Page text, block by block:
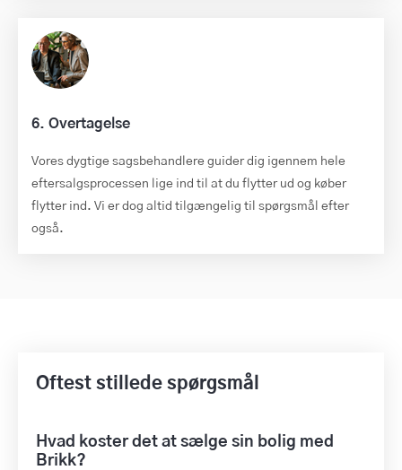
6. Overtagelse
Vores dygtige sagsbehandlere guider dig igennem hele
eftersalgsprocessen lige ind til at du flytter ud og køber
flytter ind. Vi er dog altid tilgængelig til spørgsmål efter
også.
Oftest stillede spørgsmål
Hvad koster det at sælge sin bolig med
Brikk?